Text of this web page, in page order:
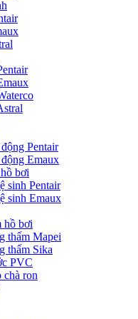
Pentair
Emaux
bơi
sinh Pentair
sinh Emaux
hồ bơi
thấm Mapei
thấm Sika
PVC
chà ron